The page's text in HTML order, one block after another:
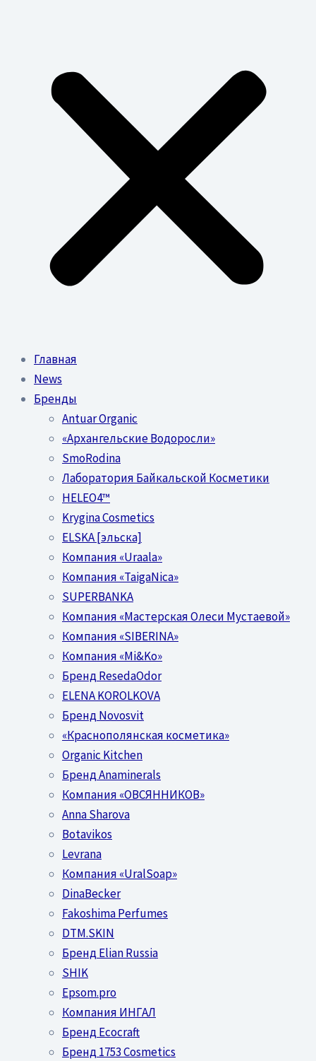
Главная
News
Бренды
Antuar Organic
«Архангельские Водоросли»
SmoRodina
Лаборатория Байкальской Косметики
HELEO4™
Krygina Cosmetics
ELSKA [эльска]
Компания «Uraala»
Компания «TaigaNica»
SUPERBANKA
Компания «Мастерская Олеси Мустаевой»
Компания «SIBERINA»
Компания «Mi&Ko»
Бренд ResedaOdor
ELENA KOROLKOVA
Бренд Novosvit
«Краснополянская косметика»
Organic Kitchen
Бренд Anaminerals
Компания «ОВСЯННИКОВ»
Anna Sharova
Botavikos
Levrana
Компания «UralSoap»
DinaBecker
Fakoshima Perfumes
DTM.SKIN
Бренд Elian Russia
SHIK
Epsom.pro
Компания ИНГАЛ
Бренд Ecocraft
Бренд 1753 Cosmetics